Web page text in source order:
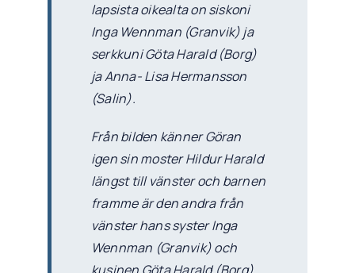
lapsista oikealta on siskoni
Inga Wennman (Granvik) ja
serkkuni Göta Harald (Borg)
ja Anna- Lisa Hermansson
(Salin).
Från bilden känner Göran
igen sin moster Hildur Harald
längst till vänster och barnen
framme är den andra från
vänster hans syster Inga
Wennman (Granvik) och